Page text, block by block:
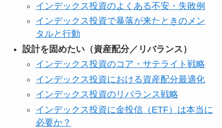
インデックス投資のよくある不安・失敗例
インデックス投資で暴落が来たときのメン
タルと行動
設計を固めたい（資産配分／リバランス）
インデックス投資のコア・サテライト戦略
インデックス投資における資産配分最適化
インデックス投資のリバランス戦略
インデックス投資に金投信（ETF）は本当に
必要か？